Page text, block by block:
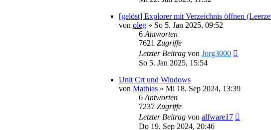
[gelöst] Explorer mit Verzeichnis öffnen
von oleg » So 5. Jan 2025, 09:52
6 Antworten
7621 Zugriffe
Letzter Beitrag von Jorg3000
So 5. Jan 2025, 15:54
Unit Crt und Windows
von Mathias » Mi 18. Sep 2024, 13:39
6 Antworten
7237 Zugriffe
Letzter Beitrag von alfware17
Do 19. Sep 2024, 20:46